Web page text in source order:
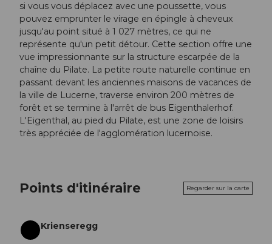
si vous vous déplacez avec une poussette, vous
pouvez emprunter le virage en épingle à cheveux
jusqu'au point situé à 1 027 mètres, ce qui ne
représente qu'un petit détour. Cette section offre une
vue impressionnante sur la structure escarpée de la
chaîne du Pilate. La petite route naturelle continue en
passant devant les anciennes maisons de vacances de
la ville de Lucerne, traverse environ 200 mètres de
forêt et se termine à l'arrêt de bus Eigenthalerhof.
L'Eigenthal, au pied du Pilate, est une zone de loisirs
très appréciée de l'agglomération lucernoise.
Points d'itinéraire Regarder sur la carte
Départ
Krienseregg